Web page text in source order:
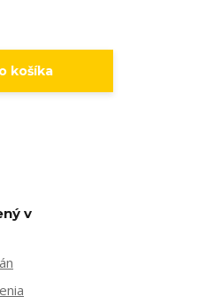
košíka
v